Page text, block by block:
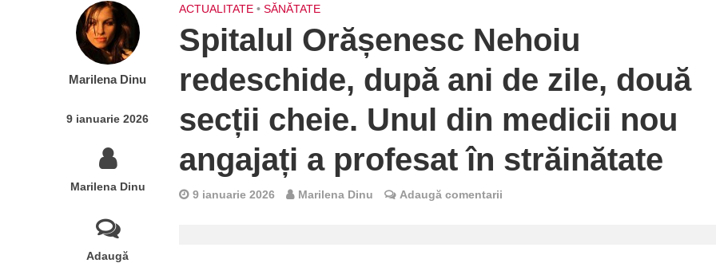
Marilena Dinu
9 ianuarie 2026
Marilena Dinu
Adaugă
ACTUALITATE • SĂNĂTATE
Spitalul Orășenesc Nehoiu
redeschide, după ani de zile, două
secții cheie. Unul din medicii nou
angajați a profesat în străinătate
9 ianuarie 2026 Marilena Dinu Adaugă comentarii